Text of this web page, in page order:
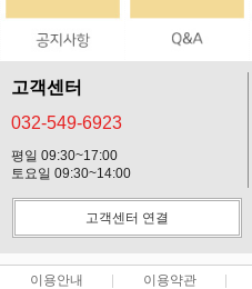
고객센터
032-549-6923
평일 09:30~17:00
토요일 09:30~14:00
고객센터 연결
이용안내 이용약관